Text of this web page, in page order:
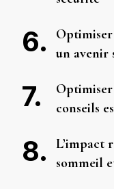
un avenir
conseils
L’impact
sommeil